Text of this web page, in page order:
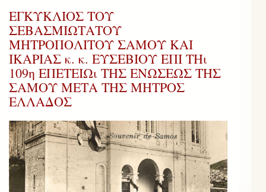
ΕΓΚΥΚΛΙΟΣ ΤΟΥ
ΣΕΒΑΣΜΙΩΤΑΤΟΥ
ΜΗΤΡΟΠΟΛΙΤΟΥ ΣΑΜΟΥ ΚΑΙ
ΙΚΑΡΙΑΣ κ. κ. ΕΥΣΕΒΙΟΥ ΕΠΙ ΤΗι
109η ΕΠΕΤΕΙΩι ΤΗΣ ΕΝΩΣΕΩΣ ΤΗΣ
ΣΑΜΟΥ ΜΕΤΑ ΤΗΣ ΜΗΤΡΟΣ
ΕΛΛΑΔΟΣ